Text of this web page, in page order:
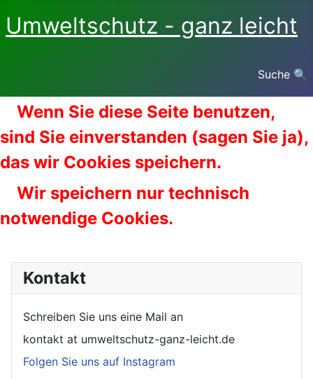
Umweltschutz - ganz leicht
Suche 🔍
Wenn Sie diese Seite benutzen,
sind Sie einverstanden (sagen Sie ja),
das wir Cookies speichern.
Wir speichern nur technisch
notwendige Cookies.
Kontakt
Schreiben Sie uns eine Mail an
kontakt at umweltschutz-ganz-leicht.de
Folgen Sie uns auf Instagram